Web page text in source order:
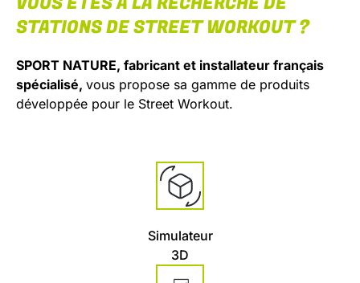
STATIONS DE STREET WORKOUT ?
SPORT NATURE, fabricant et installateur français
spécialisé, vous propose sa gamme de produits
développée pour le Street Workout.
Simulateur
3D